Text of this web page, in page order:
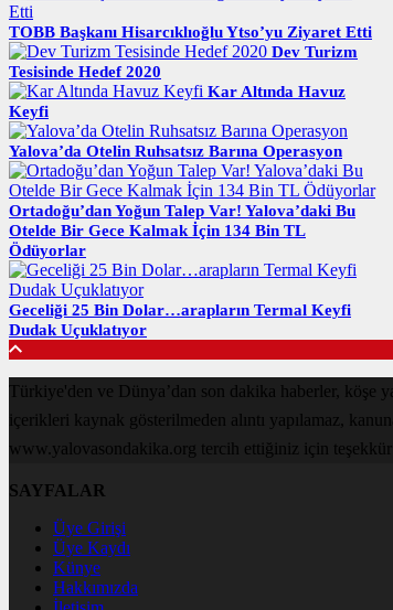
TOBB Başkanı Hisarcıklıoğlu Ytso’yu Ziyaret Etti
Dev Turizm
Tesisinde Hedef 2020
Kar Altında Havuz
Keyfi
Yalova’da Otelin Ruhsatsız Barına Operasyon
Ortadoğu’dan Yoğun Talep Var! Yalova’daki Bu
Otelde Bir Gece Kalmak İçin 134 Bin TL
Ödüyorlar
Geceliği 25 Bin Dolar…arapların Termal Keyfi
Dudak Uçuklatıyor
Türkiye'den ve Dünya’dan son dakika haberler, köşe
içerikleri kaynak gösterilmeden alıntı yapılamaz,
www.yalovasondakika.org tercih ettiğiniz için teşekkür
SAYFALAR
Üye Girişi
Üye Kaydı
Künye
Hakkımızda